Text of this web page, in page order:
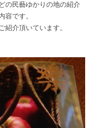
の民藝ゆかりの地の紹介
容です。
紹介頂いています。